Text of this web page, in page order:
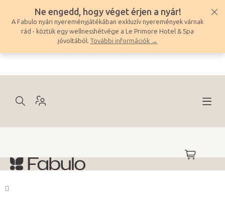
tartalomhoz
Ne engedd, hogy véget érjen a nyár!
A Fabulo nyári nyereményjátékában exkluzív nyeremények várnak
rád - köztük egy wellnesshétvége a Le Primore Hotel & Spa
jóvoltából. További információk →
KOSÁR